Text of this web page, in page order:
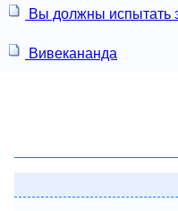
Вы должны испытать
Вивекананда